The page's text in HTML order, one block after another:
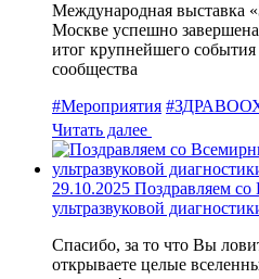
Международная выставка
Москве успешно
итог крупнейшего
сообщества
#Мероприятия
Читать далее
29.10.2025 Поздравляем
ультразвуковой
Спасибо, за то что Вы
открываете целые